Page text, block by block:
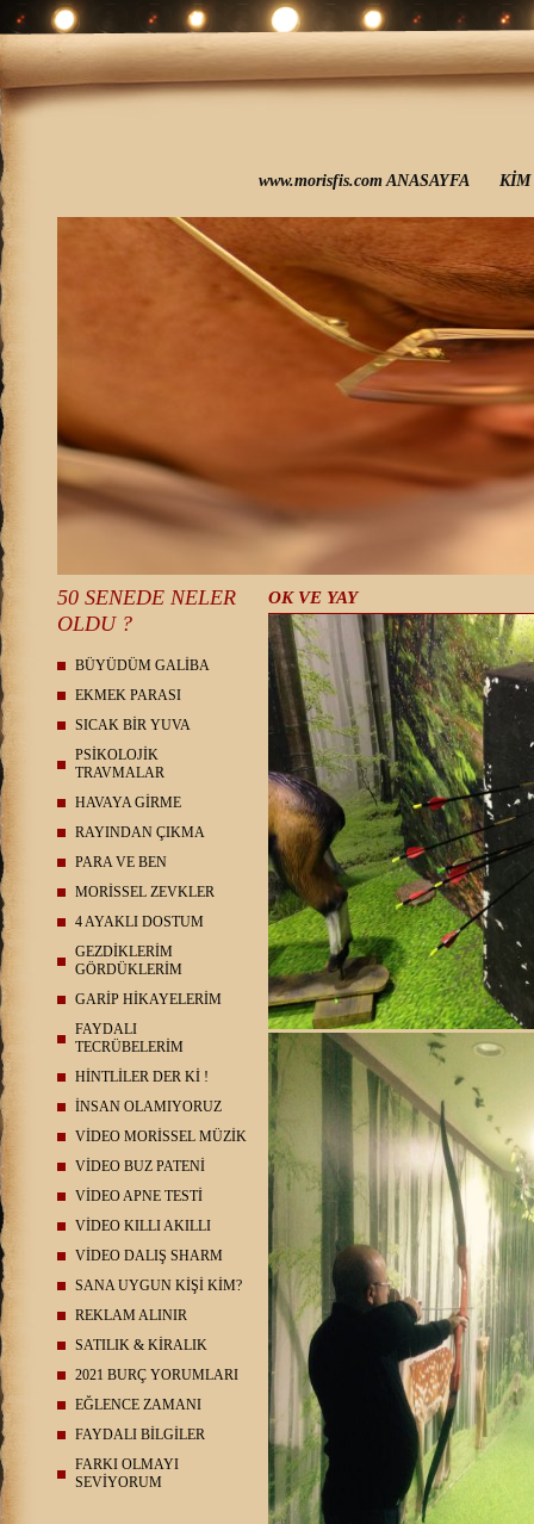
www.morisfis.com ANASAYFA KİM
50 SENEDE NELER
OLDU ?
BÜYÜDÜM GALİBA
EKMEK PARASI
SICAK BİR YUVA
PSİKOLOJİK
TRAVMALAR
HAVAYA GİRME
RAYINDAN ÇIKMA
PARA VE BEN
MORİSSEL ZEVKLER
4 AYAKLI DOSTUM
GEZDİKLERİM
GÖRDÜKLERİM
GARİP HİKAYELERİM
FAYDALI
TECRÜBELERİM
HİNTLİLER DER Kİ !
İNSAN OLAMIYORUZ
VİDEO MORİSSEL MÜZİK
VİDEO BUZ PATENİ
VİDEO APNE TESTİ
VİDEO KILLI AKILLI
VİDEO DALIŞ SHARM
SANA UYGUN KİŞİ KİM?
REKLAM ALINIR
SATILIK & KİRALIK
2021 BURÇ YORUMLARI
EĞLENCE ZAMANI
FAYDALI BİLGİLER
FARKI OLMAYI
SEVİYORUM
OK VE YAY